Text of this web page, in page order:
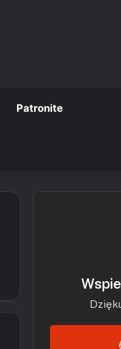
Patronite